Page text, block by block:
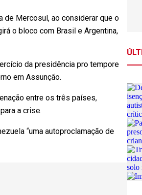
de Mercosul, ao considerar que o
o bloco com Brasil e Argentina,
da presidência pro tempore
em Assunção.
entre os três países,
a crise.
“uma autoproclamação de